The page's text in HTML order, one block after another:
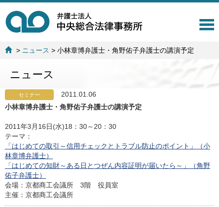
T
i
n
> ニュース >小林章博弁護士・角野佑子弁護士の講演予定
ニュース
セミナー
2011.01.06
小林章博弁護士・角野佑子弁護士の講演予定
2011年3月16日(水)18：30～20：30
テーマ：
「はじめての取引～信用チェックとトラブル防止のポイント」（小
林章博弁護士）
「はじめての知財～ある日とつぜん内容証明が届いたら～」（角野
佑子弁護士）
会場：京都商工会議所 3階 役員室
主催：京都商工会議所